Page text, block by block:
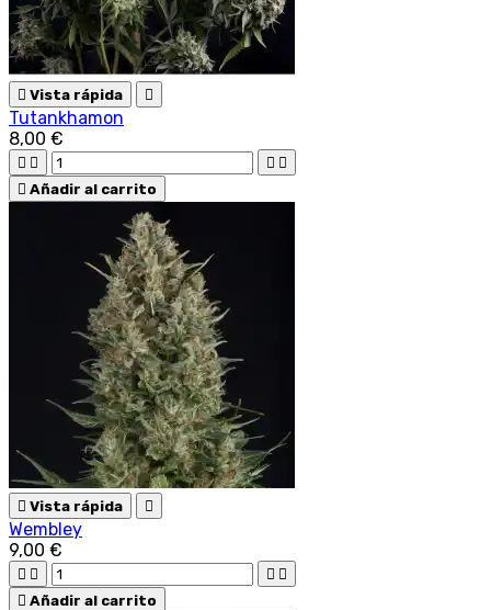
 Vista rápida 
Tutankhamon
8,00 €
   
 Añadir al carrito
 Vista rápida 
Wembley
9,00 €
   
 Añadir al carrito